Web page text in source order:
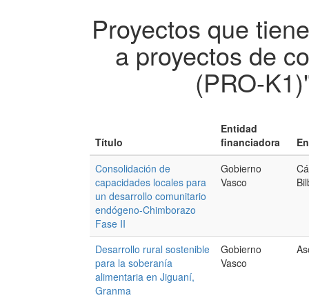
Proyectos que
a proyectos de
(PRO-
Título
Entidad
financiadora
Consolidación de
capacidades locales para
un desarrollo comunitario
endógeno-Chimborazo
Fase II
Gobierno
Vasco
Desarrollo rural sostenible
para la soberanía
alimentaria en Jiguaní,
Granma
Gobierno
Vasco